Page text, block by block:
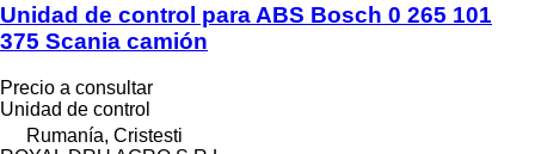
Unidad de control para ABS Bosch 0 265 101
375 Scania camión
Precio a consultar
Unidad de control
Rumanía, Cristesti